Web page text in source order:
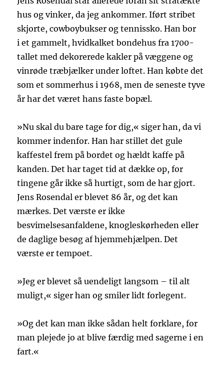
hus og vinker, da jeg ankommer. Iført stribet
skjorte, cowboybukser og tennissko. Han bor
i et gammelt, hvidkalket bondehus fra 1700-
tallet med dekorerede kakler på væggene og
vinrøde træbjælker under loftet. Han købte det
som et sommerhus i 1968, men de seneste tyve
år har det været hans faste bopæl.
»Nu skal du bare tage for dig,« siger han, da vi
kommer indenfor. Han har stillet det gule
kaffestel frem på bordet og hældt kaffe på
kanden. Det har taget tid at dække op, for
tingene går ikke så hurtigt, som de har gjort.
Jens Rosendal er blevet 86 år, og det kan
mærkes. Det værste er ikke
besvimelsesanfaldene, knogleskørheden eller
de daglige besøg af hjemmehjælpen. Det
værste er tempoet.
»Jeg er blevet så uendeligt langsom – til alt
muligt,« siger han og smiler lidt forlegent.
»Og det kan man ikke sådan helt forklare, for
man plejede jo at blive færdig med sagerne i en
fart.«